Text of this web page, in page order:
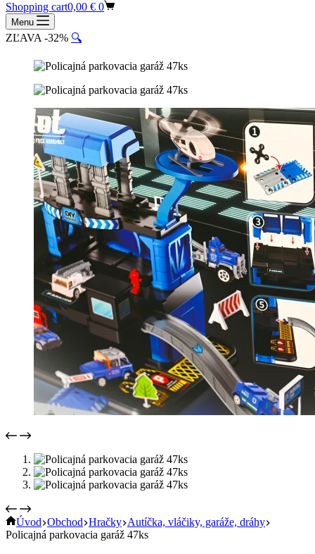
Shopping cart0,00 € 0
Menu
ZĽAVA -32% 🔍
Úvod Obchod Hračky Autíčka, vláčiky, garáže, dráhy
Policajná parkovacia garáž 47ks